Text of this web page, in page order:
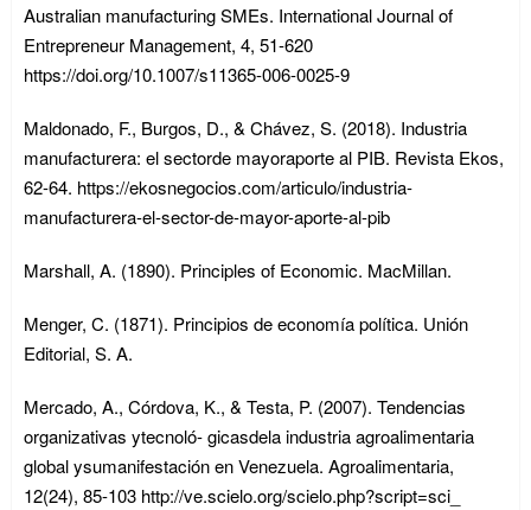
Australian manufacturing SMEs. International Journal of
Entrepreneur Management, 4, 51-620
https://doi.org/10.1007/s11365-006-0025-9
Maldonado, F., Burgos, D., & Chávez, S. (2018). Industria
manufacturera: el sectorde mayoraporte al PIB. Revista Ekos,
62-64. https://ekosnegocios.com/articulo/industria-
manufacturera-el-sector-de-mayor-aporte-al-pib
Marshall, A. (1890). Principles of Economic. MacMillan.
Menger, C. (1871). Principios de economía política. Unión
Editorial, S. A.
Mercado, A., Córdova, K., & Testa, P. (2007). Tendencias
organizativas ytecnoló- gicasdela industria agroalimentaria
global ysumanifestación en Venezuela. Agroalimentaria,
12(24), 85-103 http://ve.scielo.org/scielo.php?script=sci_